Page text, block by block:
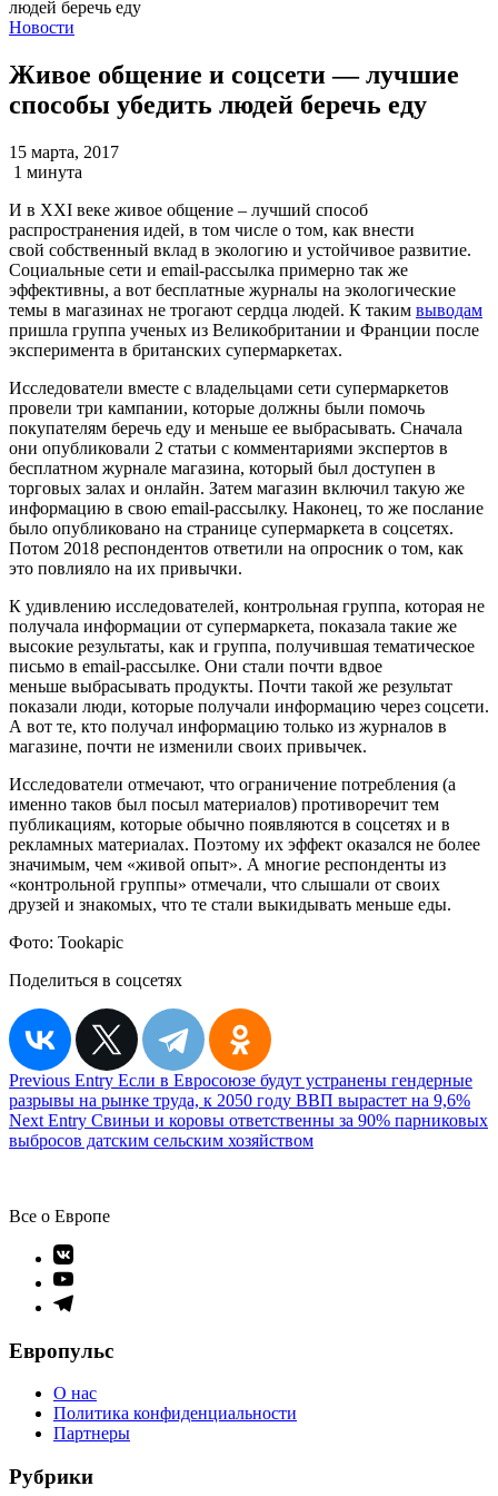
Новости
Живое общение и соцсети — лучшие
способы убедить людей беречь еду
15 марта, 2017
1 минута
И в XXI веке живое общение – лучший способ
распространения идей, в том числе о том, как внести
свой собственный вклад в экологию и устойчивое развитие.
Социальные сети и email-рассылка примерно так же
эффективны, а вот бесплатные журналы на экологические
темы в магазинах не трогают сердца людей. К таким выводам
пришла группа ученых из Великобритании и Франции после
эксперимента в британских супермаркетах.
Исследователи вместе с владельцами сети супермаркетов
провели три кампании, которые должны были помочь
покупателям беречь еду и меньше ее выбрасывать. Сначала
они опубликовали 2 статьи с комментариями экспертов в
бесплатном журнале магазина, который был доступен в
торговых залах и онлайн. Затем магазин включил такую же
информацию в свою email-рассылку. Наконец, то же послание
было опубликовано на странице супермаркета в соцсетях.
Потом 2018 респондентов ответили на опросник о том, как
это повлияло на их привычки.
К удивлению исследователей, контрольная группа, которая не
получала информации от супермаркета, показала такие же
высокие результаты, как и группа, получившая тематическое
письмо в email-рассылке. Они стали почти вдвое
меньше выбрасывать продукты. Почти такой же результат
показали люди, которые получали информацию через соцсети.
А вот те, кто получал информацию только из журналов в
магазине, почти не изменили своих привычек.
Исследователи отмечают, что ограничение потребления (а
именно таков был посыл материалов) противоречит тем
публикациям, которые обычно появляются в соцсетях и в
рекламных материалах. Поэтому их эффект оказался не более
значимым, чем «живой опыт». А многие респонденты из
«контрольной группы» отмечали, что слышали от своих
друзей и знакомых, что те стали выкидывать меньше еды.
Фото: Tookapic
Поделиться в соцсетях
Навигация
по
записям
Previous Entry Если в Евросоюзе будут устранены гендерные
разрывы на рынке труда, к 2050 году ВВП вырастет на 9,6%
Next Entry Свиньи и коровы ответственны за 90% парниковых
выбросов датским сельским хозяйством
Все о Европе
Элемент
меню
Элемент
меню
Элемент
Европульс
О нас
Политика конфиденциальности
Партнеры
Рубрики